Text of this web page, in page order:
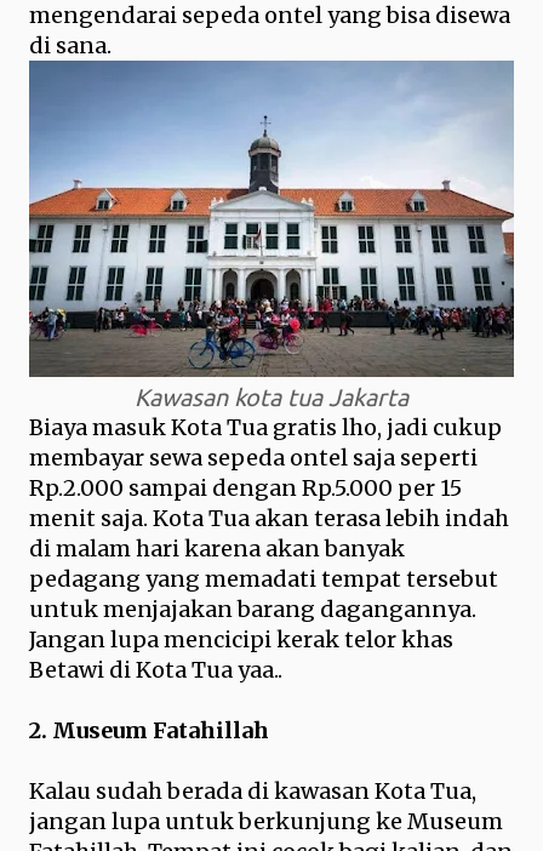
mengendarai sepeda ontel yang bisa disewa
di sana.
Kawasan kota tua Jakarta
Biaya masuk Kota Tua gratis lho, jadi cukup
membayar sewa sepeda ontel saja seperti
Rp.2.000 sampai dengan Rp.5.000 per 15
menit saja. Kota Tua akan terasa lebih indah
di malam hari karena akan banyak
pedagang yang memadati tempat tersebut
untuk menjajakan barang dagangannya.
Jangan lupa mencicipi kerak telor khas
Betawi di Kota Tua yaa..
2. Museum Fatahillah
Kalau sudah berada di kawasan Kota Tua,
jangan lupa untuk berkunjung ke Museum